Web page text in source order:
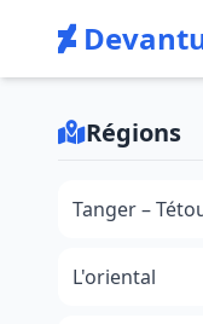
Régions
Tanger –
L'oriental